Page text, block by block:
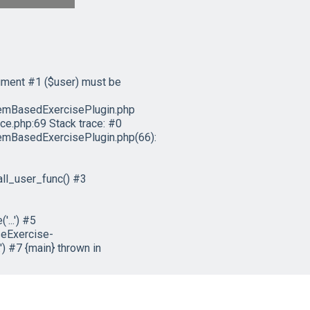
#1 ($user) must be
Stack trace: #0
#3
#5
#7 {main} thrown in